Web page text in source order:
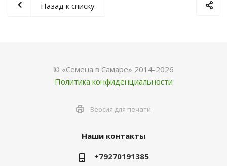
Назад к списку
© «Семена в Самаре» 2014-2026
Политика конфиденциальности
Версия для печати
Наши контакты
+79270191385